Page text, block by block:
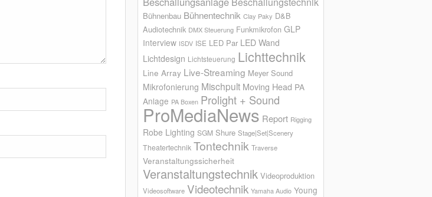
Bühnenbau Bühnentechnik Clay Paky D&B
Audiotechnik DMX Steuerung Funkmikrofon GLP
Interview ISDV ISE LED Par LED Wand
Lichtdesign Lichtsteuerung Lichttechnik
Line Array Live-Streaming Meyer Sound
Mikrofonierung Mischpult Moving Head PA
Anlage PA Boxen Prolight + Sound
ProMediaNews Report Rigging
Robe Lighting SGM Shure Stage|Set|Scenery
Theatertechnik Tontechnik Traverse
Veranstaltungssicherheit
Veranstaltungstechnik Videoproduktion
Videosoftware Videotechnik Yamaha Audio Young